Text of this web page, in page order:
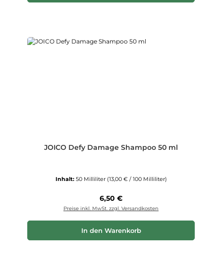
JOICO Defy Damage Shampoo 50 ml
Inhalt: 50 Milliliter (13,00 € / 100 Milliliter)
Regulärer Preis:
6,50 €
Preise inkl. MwSt. zzgl. Versandkosten
In den Warenkorb